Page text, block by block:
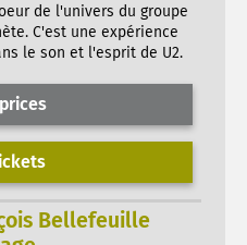
de l'univers du groupe
C'est une expérience
le son et l'esprit de U2.
Bellefeuille